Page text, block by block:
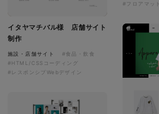
イタヤマチバル様 店舗サイト
制作
施設・店舗サイト
#食品・飲食
#HTML/CSSコーディング
#レスポンシブWebデザイン
#フロアマット